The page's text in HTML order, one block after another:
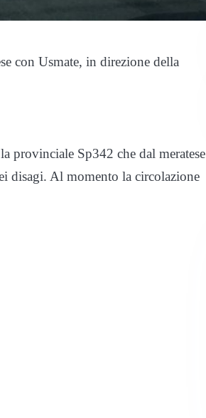
con Usmate, in direzione della
provinciale Sp342 che dal meratese
disagi. Al momento la circolazione